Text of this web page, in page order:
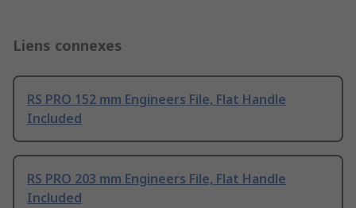
Liens connexes
RS PRO 152 mm Engineers File, Flat Handle
Included
RS PRO 203 mm Engineers File, Flat Handle
Included